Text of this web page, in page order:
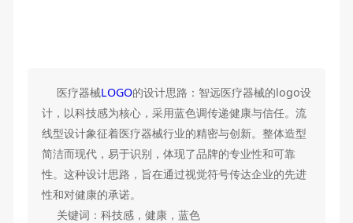
医疗器械LOGO的设计思路：智远医疗器械的logo设
计，以科技感为核心，采用蓝色调传递健康与信任。流
线型设计象征着医疗器械行业的精密与创新。整体造型
简洁而现代，易于识别，体现了品牌的专业性和可靠
性。这种设计思路，旨在通过视觉符号传达企业的先进
性和对健康的承诺。
关键词：科技感，健康，蓝色